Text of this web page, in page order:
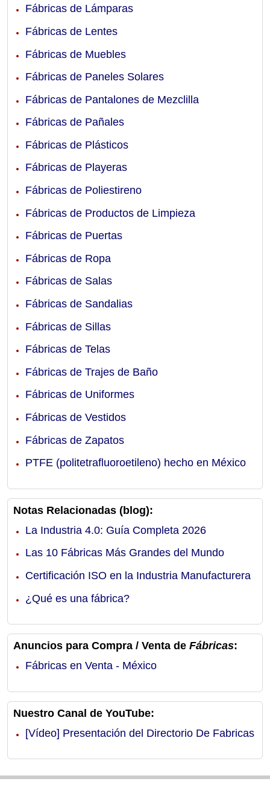
Fábricas de Lámparas
Fábricas de Lentes
Fábricas de Muebles
Fábricas de Paneles Solares
Fábricas de Pantalones de Mezclilla
Fábricas de Pañales
Fábricas de Plásticos
Fábricas de Playeras
Fábricas de Poliestireno
Fábricas de Productos de Limpieza
Fábricas de Puertas
Fábricas de Ropa
Fábricas de Salas
Fábricas de Sandalias
Fábricas de Sillas
Fábricas de Telas
Fábricas de Trajes de Baño
Fábricas de Uniformes
Fábricas de Vestidos
Fábricas de Zapatos
PTFE (politetrafluoroetileno) hecho en México
Notas Relacionadas (blog):
La Industria 4.0: Guía Completa 2026
Las 10 Fábricas Más Grandes del Mundo
Certificación ISO en la Industria Manufacturera
¿Qué es una fábrica?
Anuncios para Compra / Venta de Fábricas:
Fábricas en Venta - México
Nuestro Canal de YouTube:
[Vídeo] Presentación del Directorio De Fabricas